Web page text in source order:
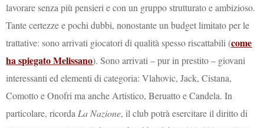
lavorare senza più pensieri e con un gruppo strutturato e ambizioso.
Tante certezze e pochi dubbi, nonostante un budget limitato per le
trattative: sono arrivati giocatori di qualità spesso riscattabili (come
ha spiegato Melissano). Sono arrivati – pur in prestito – giovani
interessanti ed elementi di categoria: Vlahovic, Jack, Cistana,
Comotto e Onofri ma anche Artistico, Beruatto e Candela. In
particolare, ricorda La Nazione, il club potrà esercitare il diritto di